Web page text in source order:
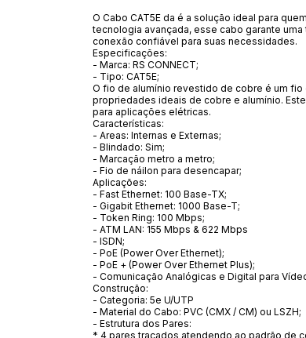
O Cabo CAT5E da é a solução ideal para
tecnologia avançada, esse cabo garante
conexão confiável para suas necessidades.
Especificações:
- Marca: RS CONNECT;
- Tipo: CAT5E;
O fio de alumínio revestido de cobre é um
propriedades ideais de cobre e alumínio.
para aplicações elétricas.
Características:
- Areas: Internas e Externas;
- Blindado: Sim;
- Marcação metro a metro;
- Fio de náilon para desencapar;
Aplicações:
- Fast Ethernet: 100 Base-TX;
- Gigabit Ethernet: 1000 Base-T;
- Token Ring: 100 Mbps;
- ATM LAN: 155 Mbps & 622 Mbps
- ISDN;
- PoE (Power Over Ethernet);
- PoE + (Power Over Ethernet Plus);
- Comunicação Analógicas e Digital para
Construção:
- Categoria: 5e U/UTP
- Material do Cabo: PVC (CMX / CM) ou LSZH;
- Estrutura dos Pares:
* 4 pares traçados atendendo ao padrão de